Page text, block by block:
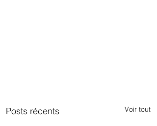
Posts récents Voir tout